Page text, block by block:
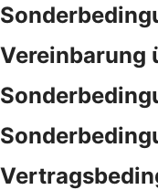
Vereinbarung